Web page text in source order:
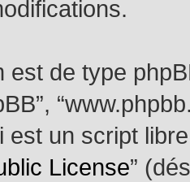
de type
est un script
License”